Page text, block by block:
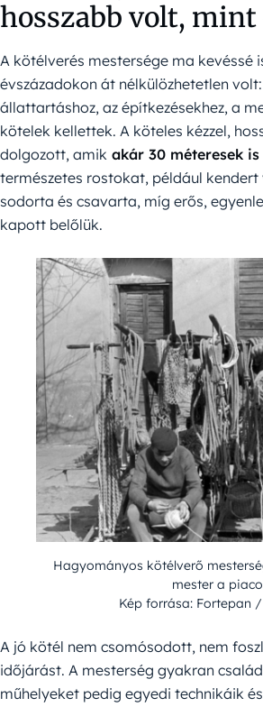
hosszabb volt, mint
A kötélverés mestersége ma kevéssé
évszázadokon át nélkülözhetetlen
állattartáshoz, az építkezésekhez, a
kötelek kellettek. A köteles kézzel,
dolgozott, amik akár 30 méteresek
természetes rostokat, például
sodorta és csavarta, míg erős,
kapott belőlük.
Hagyományos kötélverő
mester a
Kép forrása: Fortepan
A jó kötél nem csomósodott, nem
időjárást. A mesterség gyakran
műhelyeket pedig egyedi technikáik